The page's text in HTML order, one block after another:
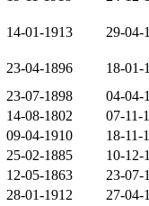
14-01-1913 29-04-
23-04-1896
18-01-
23-07-1898
04-04-
14-08-1802
07-11-
09-04-1910
18-11-
25-02-1885
10-12-
12-05-1863
23-07-
28-01-1912
27-04-